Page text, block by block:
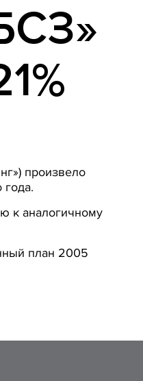
произвело
к аналогичному
план 2005